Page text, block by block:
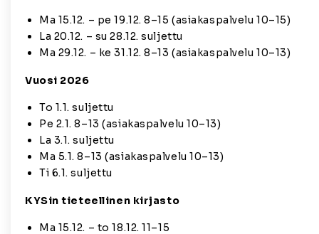
Ma 15.12. – pe 19.12. 8–15 (asiakaspalvelu 10–15)
La 20.12. – su 28.12. suljettu
Ma 29.12. – ke 31.12. 8–13 (asiakaspalvelu 10–13)
Vuosi 2026
To 1.1. suljettu
Pe 2.1. 8–13 (asiakaspalvelu 10–13)
La 3.1. suljettu
Ma 5.1. 8–13 (asiakaspalvelu 10–13)
Ti 6.1. suljettu
KYSin tieteellinen kirjasto
Ma 15.12. – to 18.12. 11–15